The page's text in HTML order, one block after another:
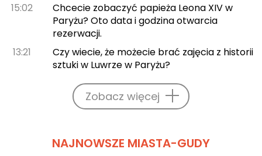
15:02
Chcecie zobaczyć papieża Leona XIV w
Paryżu? Oto data i godzina otwarcia
rezerwacji.
13:21
Czy wiecie, że możecie brać zajęcia z historii
sztuki w Luwrze w Paryżu?
Zobacz więcej
NAJNOWSZE MIASTA-GUDY